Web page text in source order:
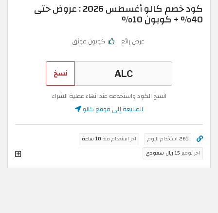
كود خصم كالو أغسطس 2026 : عروض حتى
40% + كوبون 10%
عرض رائع كوبون موثق
نسخ
انسخ الكود واستخدمه عند انهاء عملية الشراء
المتابعة إلى موقع كالو
261 استخدام اليوم اخر استخدام منذ 10 ساعة
اخر توفير 15 ريال سعودي